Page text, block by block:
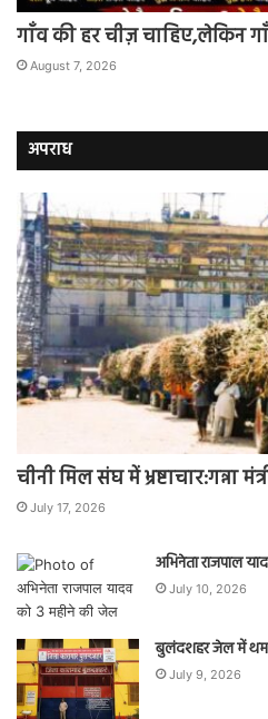
गाँव की हर चीज़ चाहिए,लेकिन
August 7, 2026
अपराध
चीनी मिल संघ में भ्रष्टाचार:गन्ना
July 17, 2026
अभिनेता राजपाल
July 10, 2026
बुलंदशहर जेल में थम
July 9, 2026